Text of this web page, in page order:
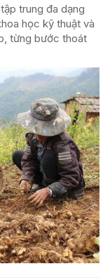
trung đa dạng
học kỹ thuật và
từng bước thoát